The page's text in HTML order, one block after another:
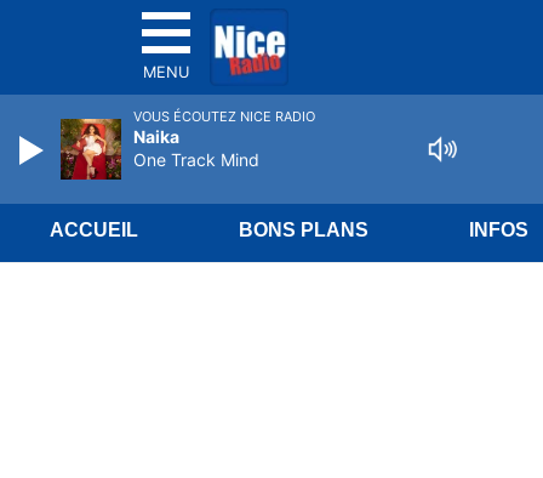
MENU
ACCUEIL BONS PLANS INFOS
VOUS ÉCOUTEZ NICE RADIO
Naika
One Track Mind